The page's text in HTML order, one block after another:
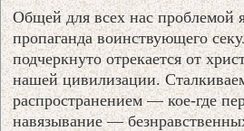
Общей для всех нас проблемой
пропаганда воинствующего
подчеркнуто отрекается от
нашей цивилизации.
распространением — кое-где
навязывание —